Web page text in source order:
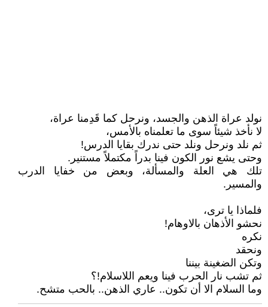
نولد عراة الذهن والجسد، ونرحل كما قَدِمنا عراة،
لا نأخذ شيئاً سوى ما تعلمناه بالأمس،
ثم نلد ونرحل ونلد حتى ندرك بقايا الدرس!
وحتى يشع نور الكون فينا بدراً مكتملاً مستنير.
تلك هي العلة والمسألة، وبعض من خفايا الدرب
والمسير.
فلماذا يا ترى،
نحشو الأذهان بالاوهام!
نكره
ونحقد
وتكن الضغينة بيننا
ثم تشب نار الحرب فينا ويعم اللاسلام!؟
وما السلام الا أن تكون.. عاري الذهن.. بالحب متشح.